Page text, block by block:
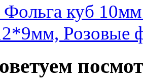
Фольга куб
Розовые